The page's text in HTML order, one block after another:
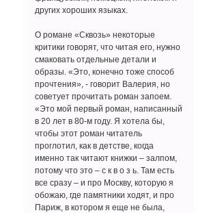
других хороших языках.
О романе «Сквозь» некоторые
критики говорят, что читая его, нужно
смаковать отдельные детали и
образы. «Это, конечно тоже способ
прочтения», - говорит Валерия, но
советует прочитать роман запоем.
«Это мой первый роман, написанный
в 20 лет в 80-м году. Я хотела бы,
чтобы этот роман читатель
проглотил, как в детстве, когда
именно так читают книжки – залпом,
потому что это – с к в о з ь. Там есть
все сразу – и про Москву, которую я
обожаю, где памятники ходят, и про
Париж, в котором я еще не была,